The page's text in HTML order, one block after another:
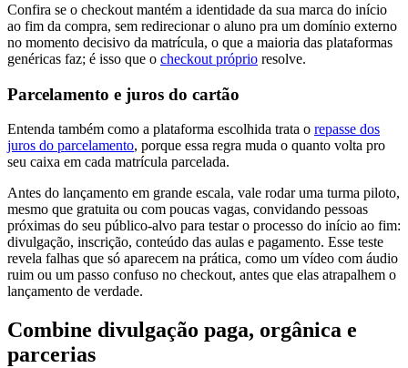
Confira se o checkout mantém a identidade da sua marca do início
ao fim da compra, sem redirecionar o aluno pra um domínio externo
no momento decisivo da matrícula, o que a maioria das plataformas
genéricas faz; é isso que o checkout próprio resolve.
Parcelamento e juros do cartão
Entenda também como a plataforma escolhida trata o repasse dos
juros do parcelamento, porque essa regra muda o quanto volta pro
seu caixa em cada matrícula parcelada.
Antes do lançamento em grande escala, vale rodar uma turma piloto,
mesmo que gratuita ou com poucas vagas, convidando pessoas
próximas do seu público-alvo para testar o processo do início ao fim:
divulgação, inscrição, conteúdo das aulas e pagamento. Esse teste
revela falhas que só aparecem na prática, como um vídeo com áudio
ruim ou um passo confuso no checkout, antes que elas atrapalhem o
lançamento de verdade.
Combine divulgação paga, orgânica e
parcerias